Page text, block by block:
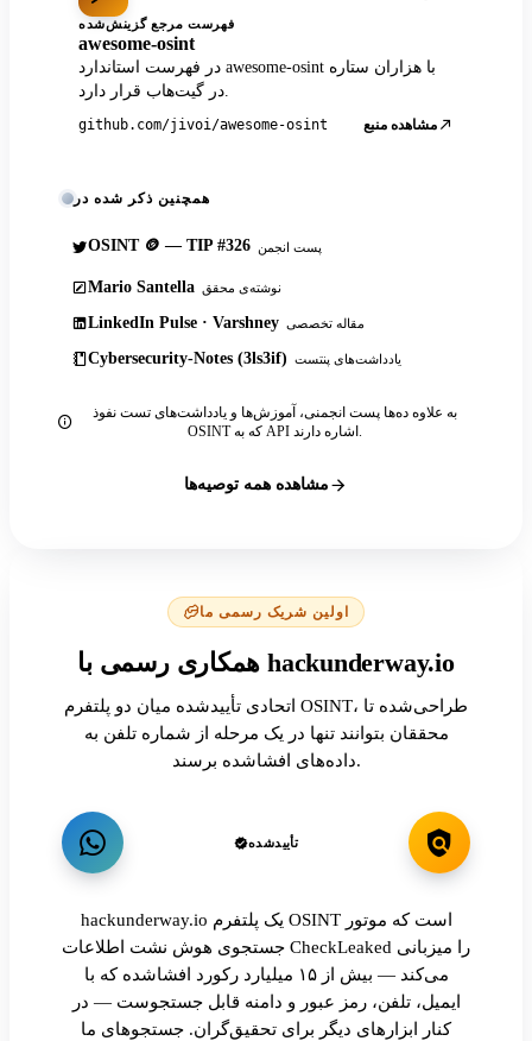
فهرست مرجع گزینش‌شده
awesome-osint
در فهرست استاندارد awesome-osint با هزاران ستاره
در گیت‌هاب قرار دارد.
github.com/jivoi/awesome-osint مشاهده منبع
همچنین ذکر شده در
OSINT 🪙 — TIP #326 پست انجمن
Mario Santella نوشته‌ی محقق
LinkedIn Pulse · Varshney مقاله تخصصی
Cybersecurity-Notes (3ls3if) یادداشت‌های پنتست
به علاوه ده‌ها پست انجمنی، آموزش‌ها و یادداشت‌های تست نفوذ
OSINT که به API اشاره دارند.
مشاهده همه توصیه‌ها
اولین شریک رسمی ما
همکاری رسمی با hackunderway.io
اتحادی تأییدشده میان دو پلتفرم OSINT، طراحی‌شده تا
محققان بتوانند تنها در یک مرحله از شماره تلفن به
داده‌های افشاشده برسند.
تأییدشده
hackunderway.io یک پلتفرم OSINT است که موتور
جستجوی هوش نشت اطلاعات CheckLeaked را میزبانی
می‌کند — بیش از ۱۵ میلیارد رکورد افشاشده که با
ایمیل، تلفن، رمز عبور و دامنه قابل جستجوست — در
کنار ابزارهای دیگر برای تحقیق‌گران. جستجوهای ما